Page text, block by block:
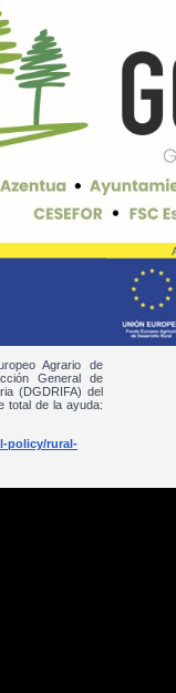
Agrario de
General de
(DGDRIFA) del
total de la ayuda:
policy/rural-